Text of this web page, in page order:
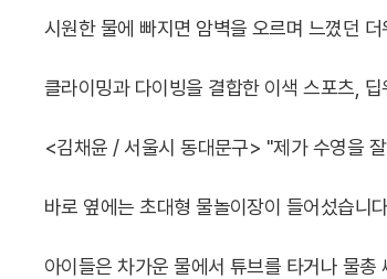
시원한 물에 빠지면 암벽을 오르며 느꼈던
클라이밍과 다이빙을 결합한 이색 스포츠,
<김채윤 / 서울시 동대문구> "제가 수영을
바로 옆에는 초대형 물놀이장이 들어섰습니
아이들은 차가운 물에서 튜브를 타거나 물